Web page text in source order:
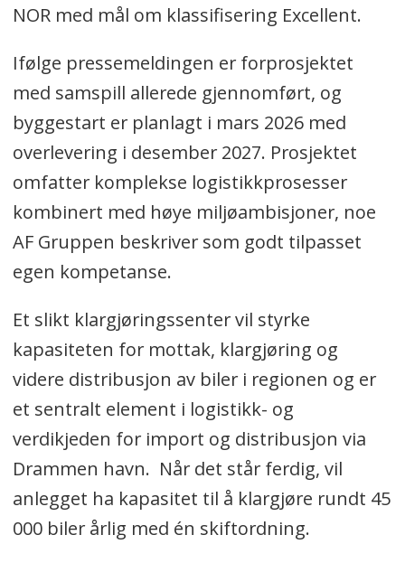
NOR med mål om klassifisering Excellent.
Ifølge pressemeldingen er forprosjektet
med samspill allerede gjennomført, og
byggestart er planlagt i mars 2026 med
overlevering i desember 2027. Prosjektet
omfatter komplekse logistikkprosesser
kombinert med høye miljøambisjoner, noe
AF Gruppen beskriver som godt tilpasset
egen kompetanse.
Et slikt klargjøringssenter vil styrke
kapasiteten for mottak, klargjøring og
videre distribusjon av biler i regionen og er
et sentralt element i logistikk- og
verdikjeden for import og distribusjon via
Drammen havn. Når det står ferdig, vil
anlegget ha kapasitet til å klargjøre rundt 45
000 biler årlig med én skiftordning.